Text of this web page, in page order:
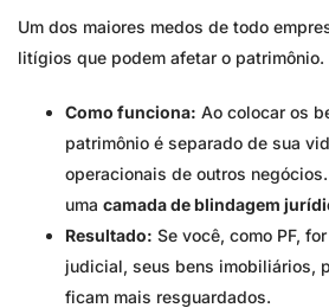
Um dos maiores medos de todo
litígios que podem afetar o patrimônio.
Como funciona: Ao colocar os
patrimônio é separado de sua
operacionais de outros
uma camada de blindagem
Resultado: Se você, como PF,
judicial, seus bens imobiliários,
ficam mais resguardados.